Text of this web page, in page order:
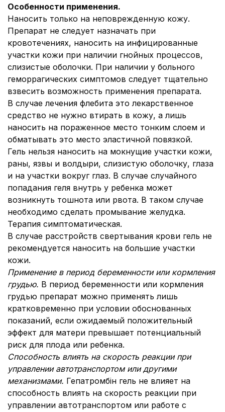
Особенности применения.
Наносить только на неповрежденную кожу.
Препарат не следует назначать при
кровотечениях, наносить на инфицированные
участки кожи при наличии гнойных процессов,
слизистые оболочки. При наличии у больного
геморрагических симптомов следует тщательно
взвесить возможность применения препарата.
В случае лечения флебита это лекарственное
средство не нужно втирать в кожу, а лишь
наносить на пораженное место тонким слоем и
обматывать это место эластичной повязкой.
Гель нельзя наносить на мокнущие участки кожи,
раны, язвы и волдыри, слизистую оболочку, глаза
и на участки вокруг глаз. В случае случайного
попадания геля внутрь у ребенка может
возникнуть тошнота или рвота. В таком случае
необходимо сделать промывание желудка.
Терапия симптоматическая.
В случае расстройств свертывания крови гель не
рекомендуется наносить на большие участки
кожи.
Применение в период беременности или кормления
грудью. В период беременности или кормления
грудью препарат можно применять лишь
кратковременно при условии обоснованных
показаний, если ожидаемый положительный
эффект для матери превышает потенциальный
риск для плода или ребенка.
Способность влиять на скорость реакции при
управлении автотранспортом или другими
механизмами. Гепатромбін гель не влияет на
способность влиять на скорость реакции при
управлении автотранспортом или работе с